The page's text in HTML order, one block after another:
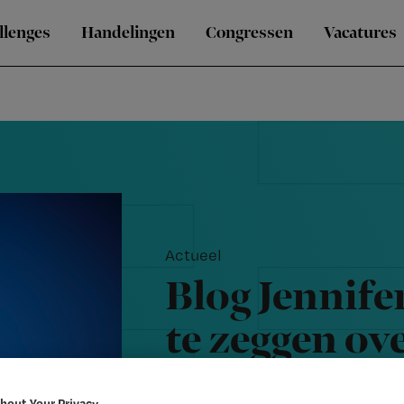
Handelingen Congressen Vacatures
Actueel
Blog
te zeggen